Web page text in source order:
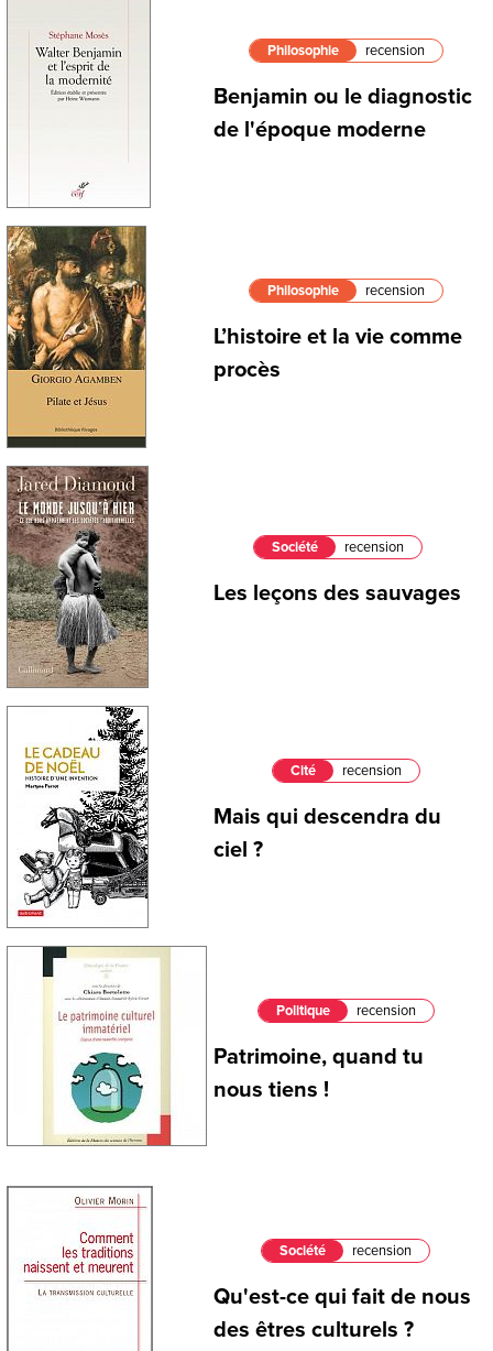
Philosophie recension
Benjamin ou le diagnostic
de l'époque moderne
Philosophie recension
L’histoire et la vie comme
procès
Société recension
Les leçons des sauvages
Cité recension
Mais qui descendra du
ciel ?
Politique recension
Patrimoine, quand tu
nous tiens !
Société recension
Qu'est-ce qui fait de nous
des êtres culturels ?